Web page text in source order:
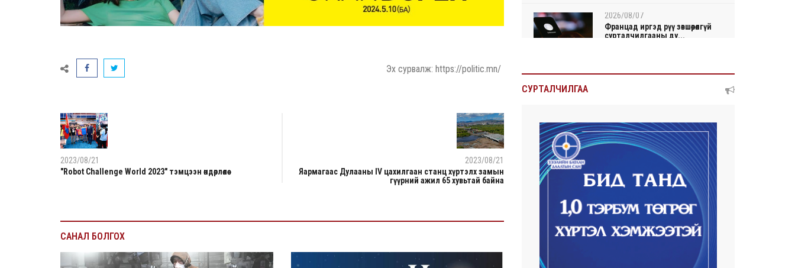
Эх сурвалж: https://politic.mn/
2023/08/21
"Robot Challenge World 2023" тэмцээн өндөрлөлөө
2023/08/21
Яармагаас Дулааны IV цахилгаан станц хүртэлх замын
гүүрний ажил 65 хувьтай байна
САНАЛ БОЛГОХ
2026/08/07
Францад иргэд рүү зөвшөөрөлгүй
сурталчилгааны ду...
2026/08/07
2026/08/07
Автомашины улсын дугаар
сондгой тоогоор төгссөн ...
Улаанбаатарт өдөртөө 30 хэм
СУРТАЛЧИЛГАА